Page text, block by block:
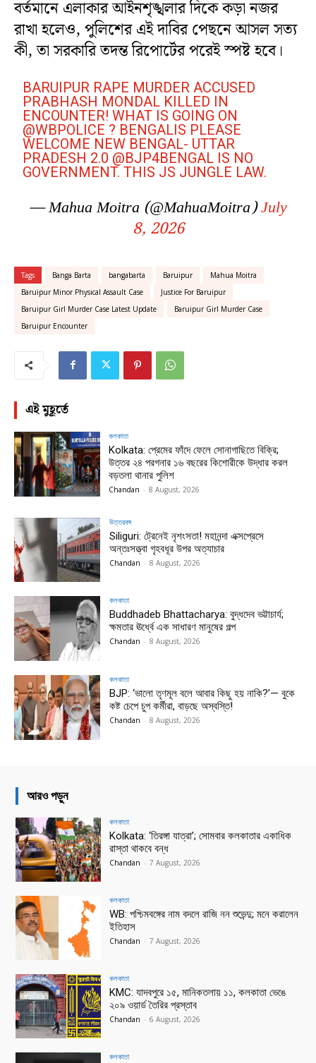
বর্তমানে এলাকার আইনশৃঙ্খলার দিকে কড়া নজর
রাখা হলেও, পুলিশের এই দাবির পেছনে আসল সত্য
কী, তা সরকারি তদন্ত রিপোর্টের পরেই স্পষ্ট হবে।
BARUIPUR RAPE MURDER ACCUSED
PRABHASH MONDAL KILLED IN
ENCOUNTER! WHAT IS GOING ON
@WBPOLICE ? BENGALIS PLEASE
WELCOME NEW BENGAL- UTTAR
PRADESH 2.0 @BJP4BENGAL IS NO
GOVERNMENT. THIS JS JUNGLE LAW.
— Mahua Moitra (@MahuaMoitra)July
8, 2026
Tags Banga Barta bangabarta Baruipur
Mahua Moitra
Baruipur Minor Physical Assault Case
Justice For Baruipur
Baruipur Girl Murder Case Latest Update
Baruipur Girl Murder Case
Baruipur Encounter
এই মুহূর্তে
কলকাতা
Kolkata: প্রেমের ফাঁদে ফেলে সোনাগাছিতে বিক্রি;
উত্তর ২৪ পরগনার ১৬ বছরের কিশোরীকে উদ্ধার করল
বড়তলা থানার পুলিশ
Chandan - 8 August, 2026
উত্তরবঙ্গ
Siliguri: ট্রেনেই নৃশংসতা! মহানন্দা এক্সপ্রেসে
অন্তঃসত্ত্বা গৃহবধূর উপর অত্যাচার
Chandan - 8 August, 2026
কলকাতা
Buddhadeb Bhattacharya: বুদ্ধদেব ভট্টাচার্য;
ক্ষমতার ঊর্ধ্বে এক সাধারণ মানুষের গল্প
Chandan - 8 August, 2026
কলকাতা
BJP: ‘ভালো তৃণমূল বলে আবার কিছু হয় নাকি?’— বুকে
কষ্ট চেপে চুপ কর্মীরা, বাড়ছে অস্বস্তি!
Chandan - 8 August, 2026
আরও পড়ুন
কলকাতা
Kolkata: ‘তিরঙ্গা যাত্রা’; সোমবার কলকাতার একাধিক
রাস্তা থাকবে বন্ধ
Chandan - 7 August, 2026
কলকাতা
WB: পশ্চিমবঙ্গের নাম বদলে রাজি নন শুভেন্দু; মনে করালেন
ইতিহাস
Chandan - 7 August, 2026
কলকাতা
KMC: যাদবপুরে ১৫, মানিকতলায় ১১, কলকাতা ভেঙে
২০৯ ওয়ার্ড তৈরির প্রস্তাব
Chandan - 6 August, 2026
কলকাতা